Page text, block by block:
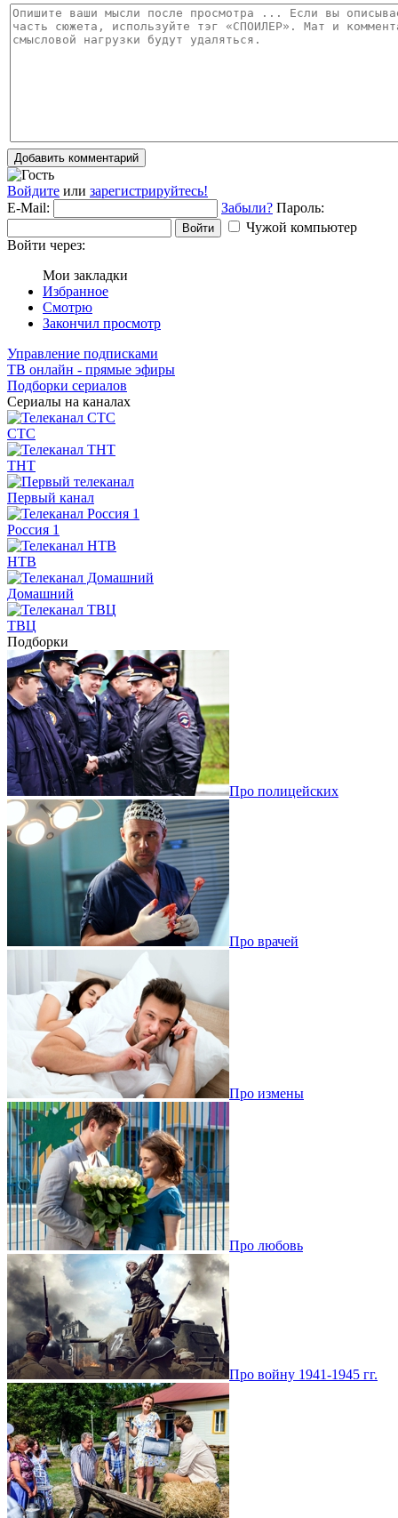
Добавить комментарий
Войдите или зарегистрируйтесь!
E-Mail:
Забыли? Пароль:
Войти
Чужой компьютер
Войти через:
Мои закладки
Избранное
Смотрю
Закончил просмотр
Управление подписками
ТВ онлайн - прямые эфиры
Подборки сериалов
Сериалы на каналах
СТС
ТНТ
Первый канал
Россия 1
НТВ
Домашний
ТВЦ
Подборки
Про полицейских
Про врачей
Про измены
Про любовь
Про войну 1941-1945 гг.